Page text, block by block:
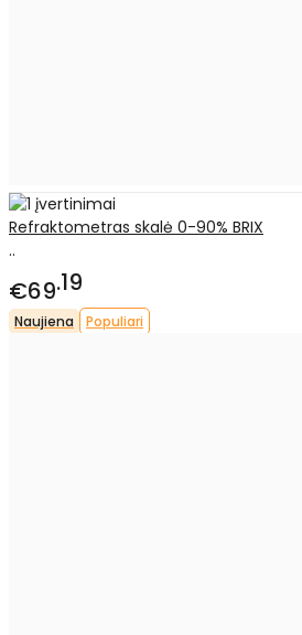
Refraktometras skalė 0-90% BRIX
..
€69 19
Naujiena Populiari